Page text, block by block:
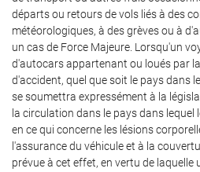
départs ou retours de vols liés à des
météorologiques, à des grèves ou à
un cas de Force Majeure. Lorsqu'un
d'autocars appartenant ou loués par la
d'accident, quel que soit le pays dans
se soumettra expressément à la
la circulation dans le pays dans lequel
en ce qui concerne les lésions
l'assurance du véhicule et à la
prévue à cet effet, en vertu de laquelle